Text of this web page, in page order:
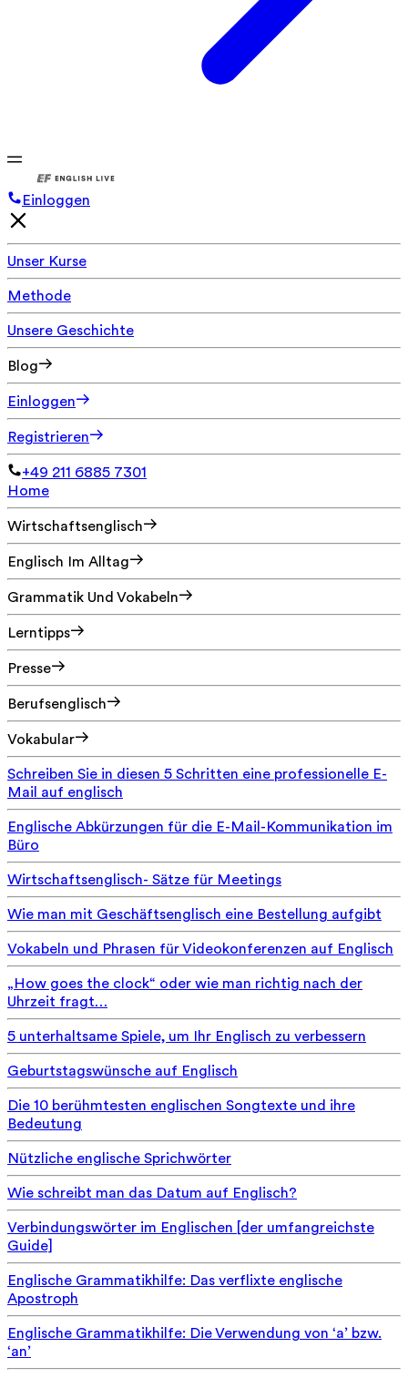
Einloggen
Unser Kurse
Methode
Unsere Geschichte
Blog
Einloggen
Registrieren
+49 211 6885 7301
Home
Wirtschaftsenglisch
Englisch Im Alltag
Grammatik Und Vokabeln
Lerntipps
Presse
Berufsenglisch
Vokabular
Schreiben Sie in diesen 5 Schritten eine professionelle E-
Mail auf englisch
Englische Abkürzungen für die E-Mail-Kommunikation im
Büro
Wirtschaftsenglisch- Sätze für Meetings
Wie man mit Geschäftsenglisch eine Bestellung aufgibt
Vokabeln und Phrasen für Videokonferenzen auf Englisch
„How goes the clock“ oder wie man richtig nach der
Uhrzeit fragt…
5 unterhaltsame Spiele, um Ihr Englisch zu verbessern
Geburtstagswünsche auf Englisch
Die 10 berühmtesten englischen Songtexte und ihre
Bedeutung
Nützliche englische Sprichwörter
Wie schreibt man das Datum auf Englisch?
Verbindungswörter im Englischen [der umfangreichste
Guide]
Englische Grammatikhilfe: Das verflixte englische
Apostroph
Englische Grammatikhilfe: Die Verwendung von ‘a’ bzw.
‘an’